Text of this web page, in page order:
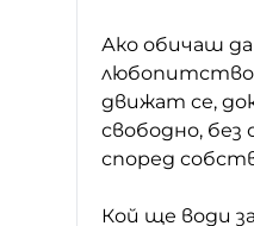
Ако обичаш
движат се,
свободно, без
според
Кой ще води